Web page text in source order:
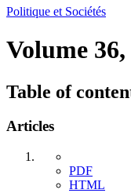
Politique et Sociétés
Volume
Table of
Articles
PDF
HTML